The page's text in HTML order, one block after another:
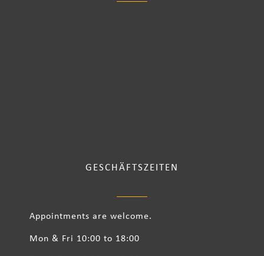
GESCHÄFTSZEITEN
Appointments are welcome.
Mon & Fri 10:00 to 18:00